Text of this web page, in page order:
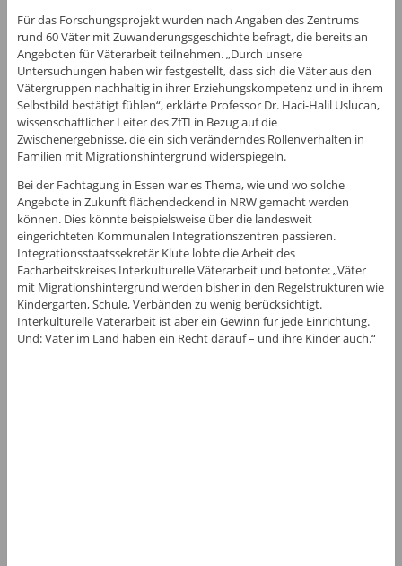
Für das Forschungsprojekt wurden nach Angaben des Zentrums
rund 60 Väter mit Zuwanderungsgeschichte befragt, die bereits an
Angeboten für Väterarbeit teilnehmen. „Durch unsere
Untersuchungen haben wir festgestellt, dass sich die Väter aus den
Vätergruppen nachhaltig in ihrer Erziehungskompetenz und in ihrem
Selbstbild bestätigt fühlen“, erklärte Professor Dr. Haci-Halil Uslucan,
wissenschaftlicher Leiter des ZfTI in Bezug auf die
Zwischenergebnisse, die ein sich veränderndes Rollenverhalten in
Familien mit Migrationshintergrund widerspiegeln.
Bei der Fachtagung in Essen war es Thema, wie und wo solche
Angebote in Zukunft flächendeckend in NRW gemacht werden
können. Dies könnte beispielsweise über die landesweit
eingerichteten Kommunalen Integrationszentren passieren.
Integrationsstaatssekretär Klute lobte die Arbeit des
Facharbeitskreises Interkulturelle Väterarbeit und betonte: „Väter
mit Migrationshintergrund werden bisher in den Regelstrukturen wie
Kindergarten, Schule, Verbänden zu wenig berücksichtigt.
Interkulturelle Väterarbeit ist aber ein Gewinn für jede Einrichtung.
Und: Väter im Land haben ein Recht darauf – und ihre Kinder auch.“